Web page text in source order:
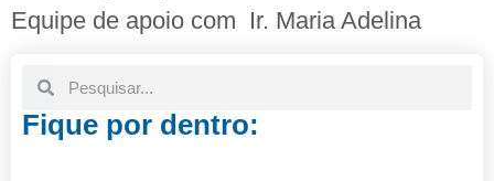
Equipe de apoio com Ir. Maria Adelina
Fique por dentro: